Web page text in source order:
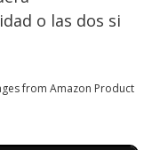
o las dos si
from Amazon Product